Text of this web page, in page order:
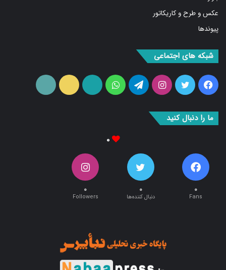
عکس و طرح و کاریکاتور
پیوندها
شبکه های اجتماعی
فیس
توییتر اینستاگرامتلگرام واتس
آپارات ایتا
ما را دنبال کنید
۰
۰
Fans
۰
دنبال کننده‌ها
۰
Followers